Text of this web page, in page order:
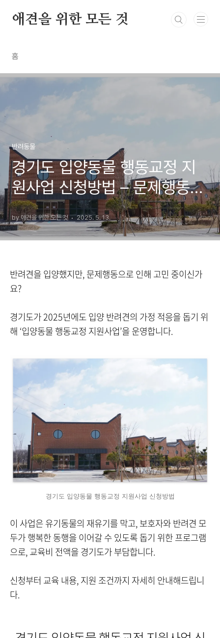
애견을 위한 모든 것
홈
반려동물
경기도 입양동물 행동교정 지
원사업 신청방법 – 문제행동
걱정 없이 반려견과 행복하게
by 애견을 위한 모든 것 2025. 5. 13.
반려견을 입양했지만, 문제행동으로 인해 고민 중이신가
요?
경기도가 2025년에도 입양 반려견의 가정 적응을 돕기 위
해 ‘입양동물 행동교정 지원사업’을 운영합니다.
경기도 입양동물 행동교정 지원사업 신청방법
이 사업은 유기동물의 재유기를 막고, 보호자와 반려견 모
두가 행복한 동행을 이어갈 수 있도록 돕기 위한 프로그램
으로, 교육비 전액을 경기도가 부담합니다.
신청부터 교육 내용, 지원 조건까지 자세히 안내해드립니
다.